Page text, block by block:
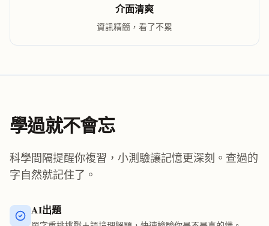
介面清爽
資訊精簡，看了不累
學過就不會忘
科學間隔提醒你複習，小測驗讓記憶更深刻。查過的
字自然就記住了。
AI出題